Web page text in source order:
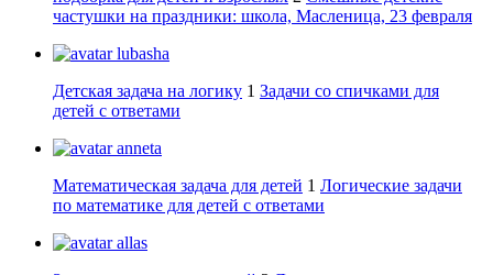
частушки на праздники: школа, Масленица, 23 февраля
lubasha
Детская задача на логику 1 Задачи со спичками для
детей с ответами
anneta
Математическая задача для детей 1 Логические задачи
по математике для детей с ответами
allas